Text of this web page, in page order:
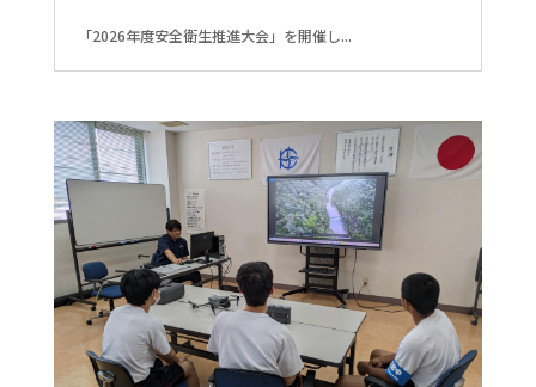
「2026年度安全衛生推進大会」を開催し...